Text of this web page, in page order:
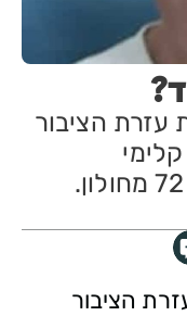
הציבור
הציבור